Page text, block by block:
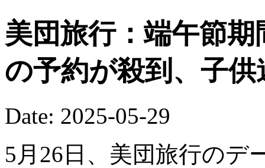
美団旅行：端午節
の予約が殺到、子
Date: 2025-05-29
5月26日、美団旅行のデ